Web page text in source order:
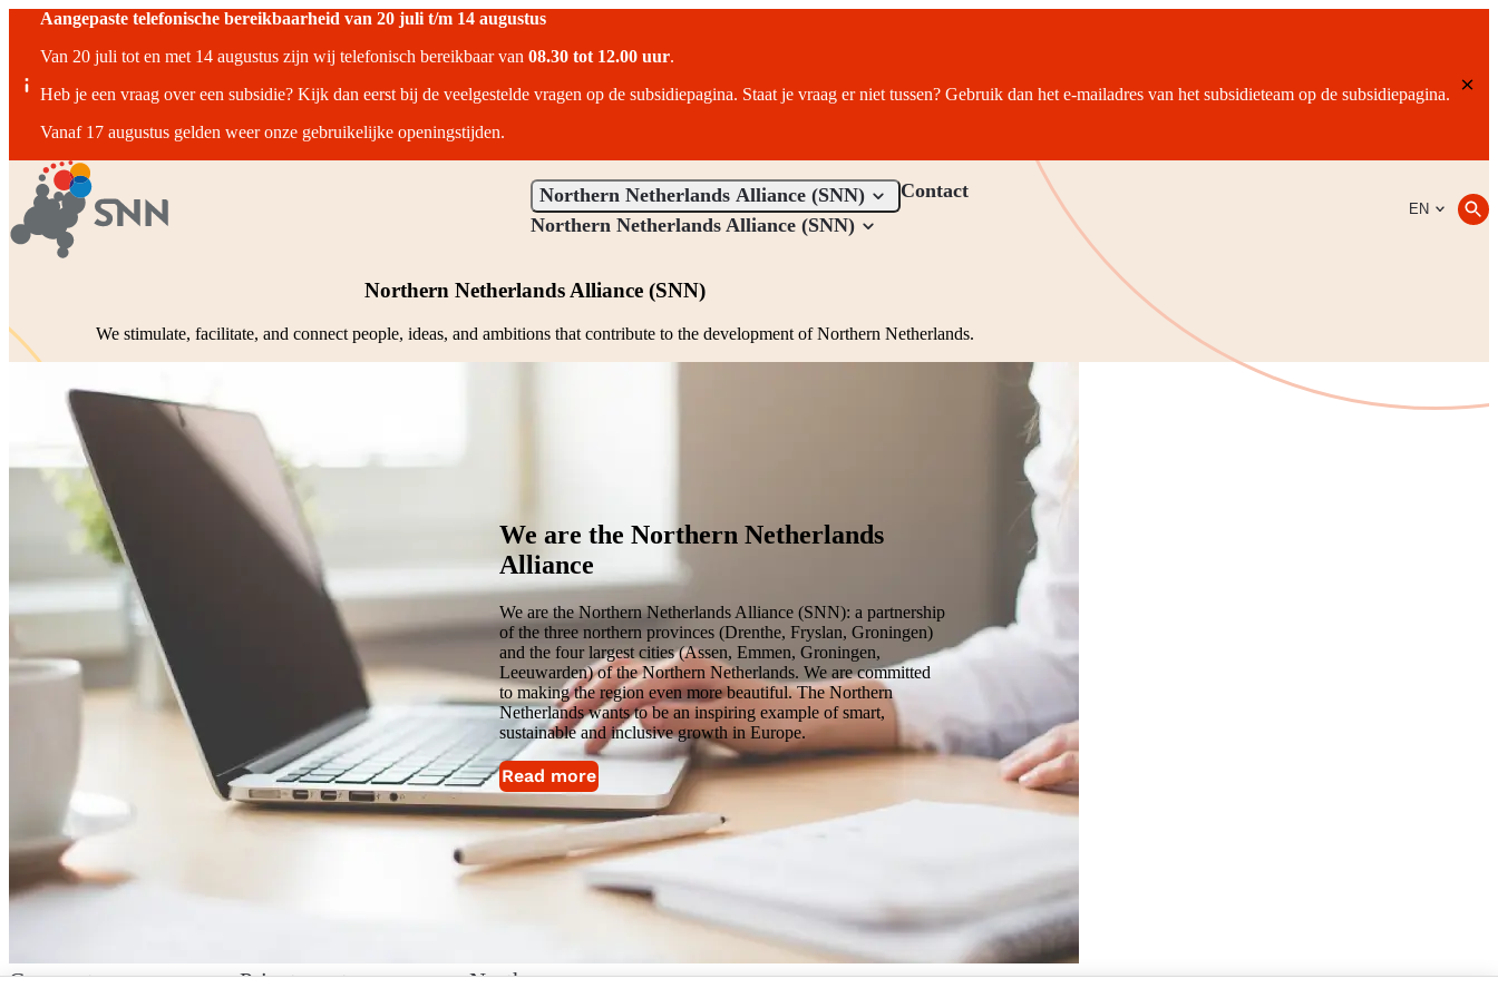
Aangepaste telefonische bereikbaarheid van 20 juli t/m 14 augustus
Van 20 juli tot en met 14 augustus zijn wij telefonisch bereikbaar van 08.30 tot 12.00 uur.
Heb je een vraag over een subsidie? Kijk dan eerst bij de veelgestelde vragen op de subsidiepagina. Staat je vraag er niet tussen? Gebruik dan het e-mailadres van het subsidieteam op de subsidiepagina.
Vanaf 17 augustus gelden weer onze gebruikelijke openingstijden.
Northern Netherlands Alliance (SNN)
Northern Netherlands Alliance (SNN)
Contact
EN
Northern Netherlands Alliance (SNN)
We stimulate, facilitate, and connect people, ideas, and ambitions that contribute to the development of Northern Netherlands.
We are the Northern Netherlands
Alliance
We are the Northern Netherlands Alliance (SNN): a partnership
of the three northern provinces (Drenthe, Fryslan, Groningen)
and the four largest cities (Assen, Emmen, Groningen,
Leeuwarden) of the Northern Netherlands. We are committed
to making the region even more beautiful. The Northern
Netherlands wants to be an inspiring example of smart,
sustainable and inclusive growth in Europe.
Read more
Corporate Private sector
Northern